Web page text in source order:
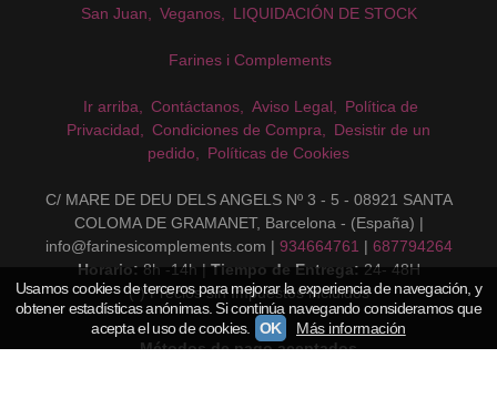
San Juan
Veganos LIQUIDACIÓN DE STOCK
Farines i Complements
Ir arriba Contáctanos Aviso Legal
Política de
Privacidad
Condiciones de Compra
Desistir de un
pedido
Políticas de Cookies
C/ MARE DE DEU DELS ANGELS Nº 3 - 5 - 08921 SANTA
COLOMA DE GRAMANET, Barcelona - (España) |
info@farinesicomplements.com | 934664761 | 687794264
Horario: 8h -14h | Tiempo de Entrega: 24- 48H
(*) Precios sin Impuestos incluidos
Métodos de pago aceptados
Usamos cookies de terceros para mejorar la experiencia de navegación, y
obtener estadísticas anónimas. Si continúa navegando consideramos que
acepta el uso de cookies.
OK Más información